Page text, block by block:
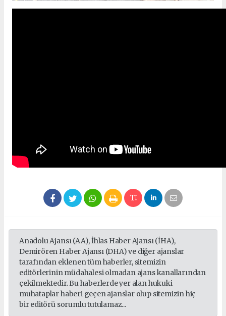
Anadolu Ajansı (AA), İhlas Haber Ajansı (İHA),
Demirören Haber Ajansı (DHA) ve diğer ajanslar
tarafından eklenen tüm haberler, sitemizin
editörlerinin müdahalesi olmadan ajans kanallarından
çekilmektedir. Bu haberlerde yer alan hukuki
muhataplar haberi geçen ajanslar olup sitemizin hiç
bir editörü sorumlu tutulamaz...